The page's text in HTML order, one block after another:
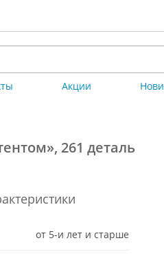
Акции
261 деталь
от 5-и лет и старше